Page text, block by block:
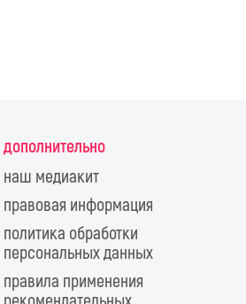
дополнительно
наш медиакит
правовая информация
политика обработки
персональных данных
правила применения